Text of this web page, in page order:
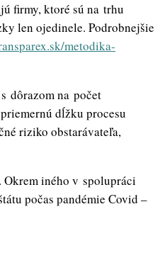
firmy, ktoré sú na trhu
len ojedinele. Podrobnejšie
metodika-
dôrazom na počet
dĺžku procesu
riziko obstarávateľa,
Okrem iného v spolupráci
počas pandémie Covid –